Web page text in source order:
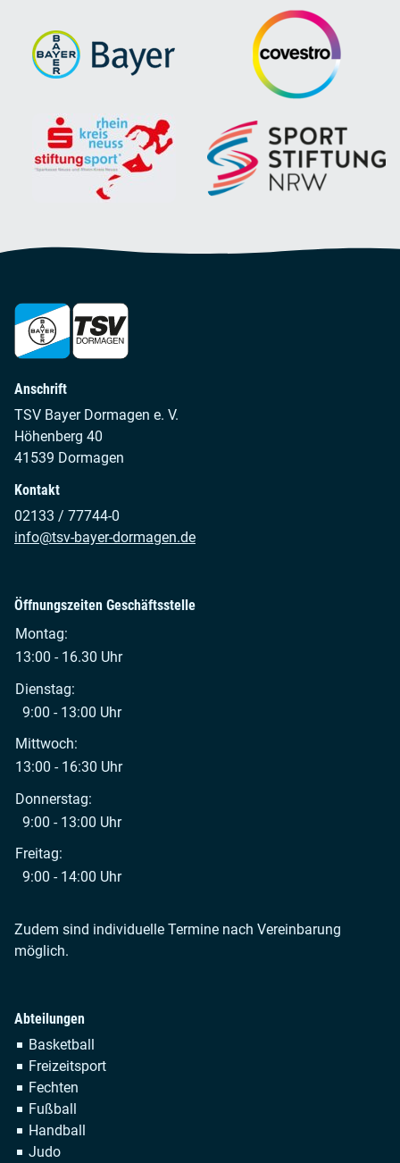
Anschrift
TSV Bayer Dormagen e. V.
Höhenberg 40
41539 Dormagen
Kontakt
02133 / 77744-0
info@tsv-bayer-dormagen.de
Öffnungszeiten Geschäftsstelle
Montag:
13:00 - 16.30 Uhr
Dienstag:
9:00 - 13:00 Uhr
Mittwoch:
13:00 - 16:30 Uhr
Donnerstag:
9:00 - 13:00 Uhr
Freitag:
9:00 - 14:00 Uhr
Zudem sind individuelle Termine nach Vereinbarung
möglich.
Abteilungen
Navigation
überspringen
Basketball
Freizeitsport
Fechten
Fußball
Handball
Judo